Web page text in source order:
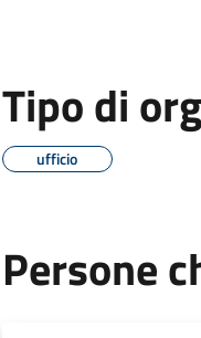
Tipo di
ufficio
Persone